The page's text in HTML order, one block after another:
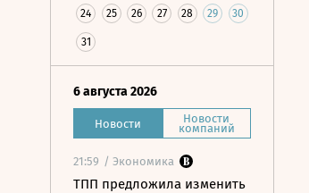
24 25 26 27 28 29 30
31
6 августа 2026
Новости Новости
компаний
21:59 / Экономика
ТПП предложила изменить